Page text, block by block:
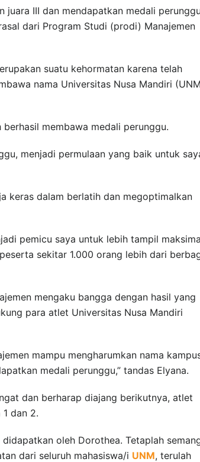
juara III dan mendapatkan medali
dari Program Studi (prodi) Manajemen
suatu kehormatan karena telah
nama Universitas Nusa Mandiri
membawa medali perunggu.
menjadi permulaan yang baik untuk
keras dalam berlatih dan megoptimalkan
pemicu saya untuk lebih tampil
sekitar 1.000 orang lebih dari
mengaku bangga dengan hasil yang
para atlet Universitas Nusa Mandiri
mampu mengharumkan nama
medali perunggu,” tandas Elyana.
dan berharap diajang berikutnya, atlet
dan 2.
oleh Dorothea. Tetaplah
dari seluruh mahasiswa/i UNM, terulah